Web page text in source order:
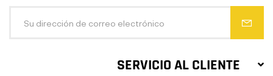
SERVICIO AL CLIENTE